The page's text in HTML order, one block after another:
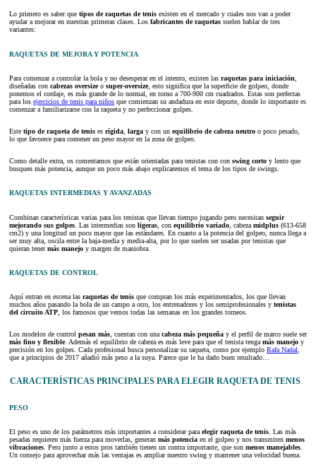
Lo primero es saber que tipos de raquetas de tenis existen en el mercado y cuales nos van a poder
ayudar a mejorar en nuestras primeras clases. Los fabricantes de raquetas suelen hablar de tres
variantes:
RAQUETAS DE MEJORA Y POTENCIA
Para comenzar a controlar la bola y no desesperar en el intento, existen las raquetas para iniciación
diseñadas con cabezas oversizeo super-oversize, esto significa que la superficie de golpeo, donde
ponemos el cordaje, es más grande de lo normal, en torno a 700-900 cm cuadrados. Estas son perfectas
para los ejercicios de tenis para niños que comienzan su andadura en este deporte, donde lo importante es
comenzar a familiarizarse con la raqueta y no perfeccionar golpes.
Este tipo de raqueta de tenis es rígida larga y con un equilibrio de cabeza neutro o poco pesado,
lo que favorece para contener un peso mayor en la zona de golpeo.
Como detalle extra, os comentamos que están orientadas para tenistas con con swing corto y lento que
busquen más potencia, aunque un poco más abajo explicaremos el tema de los tipos de swings.
RAQUETAS INTERMEDIAS Y AVANZADAS
Combinan características varias para los tenistas que llevan tiempo jugando pero necesitan seguir
mejorando sus golpes . Las intermedias son ligeras , con equilibrio variado , cabeza midplus (613-658
cm2) y una longitud un poco mayor que las estándares. En cuanto a la potencia del golpeo, nunca llega a
ser muy alta, oscila entre la baja-media y media-alta, por lo que suelen ser usadas por tenistas que
quieran tenermás manejo y margen de maniobra.
RAQUETAS DE CONTROL
Aquí entran en escena las raquetas de tenis que compran los más experimentados, los que llevan
muchos años pasando la bola de un campo a otro, los entrenadores y los semiprofesionales y tenistas
del circuito ATP , los famosos que vemos todas las semanas en los grandes torneos.
Los modelos de control pesan más , cuentan con una cabeza más pequeña y el perfil de marco suele ser
más fino y flexible. Además el equilibrio de cabeza es más leve para que el tenista tenga más manejo y
precisión en los golpes. Cada profesional busca personalizar su raqueta, como por ejemplo Rafa Nadal
que a principios de 2017 añadió más peso a la suya. Parece que le ha dado buen resultado…
CARACTERÍSTICAS PRINCIPALES PARA ELEGIR RAQUETA DE TENIS
PESO
El peso es uno de los parámetros más importantes a considerar para elegir raqueta de tenis . Las más
pesadas requieren más fuerza para moverlas, generan más potencia en el golpeo y nos transmiten menos
vibraciones . Pero junto a estos pros también tienen un contra importante, que son menos manejables
Un consejo para aprovechar más las ventajas es ampliar nuestro swing y mantener una velocidad buena.